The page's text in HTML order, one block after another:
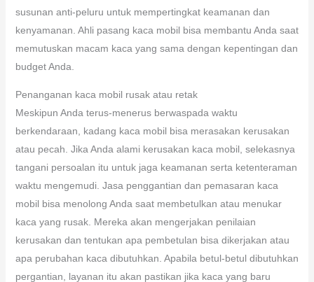
susunan anti-peluru untuk mempertingkat keamanan dan
kenyamanan. Ahli pasang kaca mobil bisa membantu Anda saat
memutuskan macam kaca yang sama dengan kepentingan dan
budget Anda.
Penanganan kaca mobil rusak atau retak
Meskipun Anda terus-menerus berwaspada waktu
berkendaraan, kadang kaca mobil bisa merasakan kerusakan
atau pecah. Jika Anda alami kerusakan kaca mobil, selekasnya
tangani persoalan itu untuk jaga keamanan serta ketenteraman
waktu mengemudi. Jasa penggantian dan pemasaran kaca
mobil bisa menolong Anda saat membetulkan atau menukar
kaca yang rusak. Mereka akan mengerjakan penilaian
kerusakan dan tentukan apa pembetulan bisa dikerjakan atau
apa perubahan kaca dibutuhkan. Apabila betul-betul dibutuhkan
pergantian, layanan itu akan pastikan jika kaca yang baru